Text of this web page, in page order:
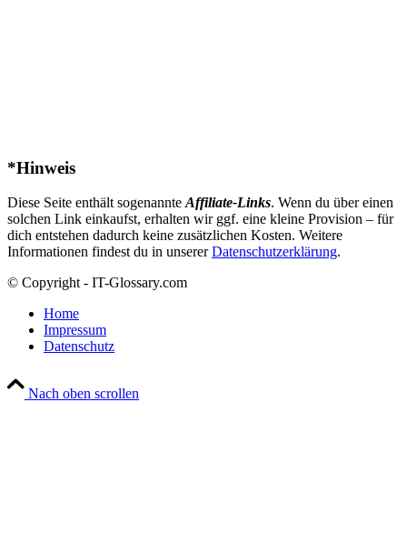
*Hinweis
Diese Seite enthält sogenannte Affiliate-Links. Wenn du über einen
solchen Link einkaufst, erhalten wir ggf. eine kleine Provision – für
dich entstehen dadurch keine zusätzlichen Kosten. Weitere
Informationen findest du in unsererDatenschutzerklärung.
© Copyright - IT-Glossary.com
Home
Impressum
Datenschutz
Nach oben scrollen